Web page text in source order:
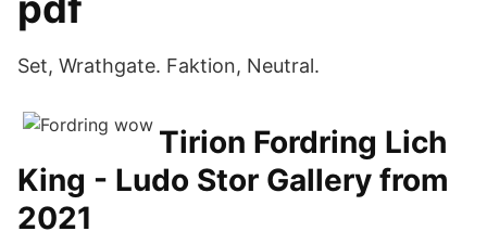
Set, Wrathgate. Faktion, Neutral.
Tirion Fordring Lich
King - Ludo Stor Gallery from
2021